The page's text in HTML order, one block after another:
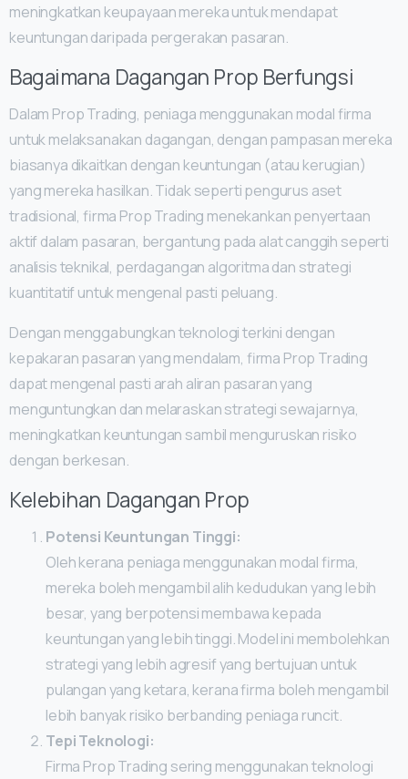
meningkatkan keupayaan mereka untuk mendapat
keuntungan daripada pergerakan pasaran.
Bagaimana Dagangan Prop Berfungsi
Dalam Prop Trading, peniaga menggunakan modal firma
untuk melaksanakan dagangan, dengan pampasan mereka
biasanya dikaitkan dengan keuntungan (atau kerugian)
yang mereka hasilkan. Tidak seperti pengurus aset
tradisional, firma Prop Trading menekankan penyertaan
aktif dalam pasaran, bergantung pada alat canggih seperti
analisis teknikal, perdagangan algoritma dan strategi
kuantitatif untuk mengenal pasti peluang.
Dengan menggabungkan teknologi terkini dengan
kepakaran pasaran yang mendalam, firma Prop Trading
dapat mengenal pasti arah aliran pasaran yang
menguntungkan dan melaraskan strategi sewajarnya,
meningkatkan keuntungan sambil menguruskan risiko
dengan berkesan.
Kelebihan Dagangan Prop
Potensi Keuntungan Tinggi:
Oleh kerana peniaga menggunakan modal firma,
mereka boleh mengambil alih kedudukan yang lebih
besar, yang berpotensi membawa kepada
keuntungan yang lebih tinggi. Model ini membolehkan
strategi yang lebih agresif yang bertujuan untuk
pulangan yang ketara, kerana firma boleh mengambil
lebih banyak risiko berbanding peniaga runcit.
Tepi Teknologi:
Firma Prop Trading sering menggunakan teknologi